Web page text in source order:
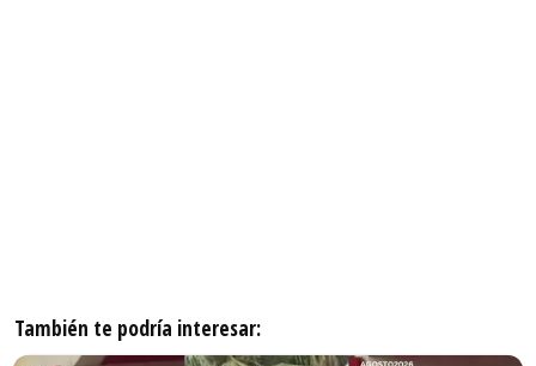
También te podría interesar: